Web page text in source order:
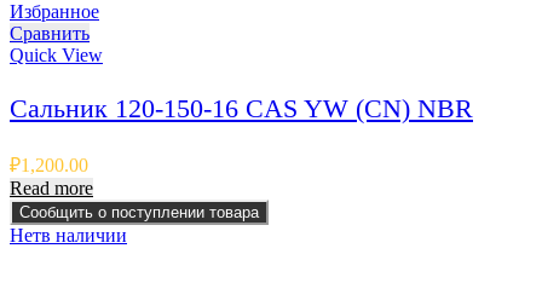
Избранное
Сравнить
Quick View
Сальник 120-150-16 CAS YW (CN) NBR
₽1,200.00
Read more
Сообщить о поступлении товара
Нетв наличии